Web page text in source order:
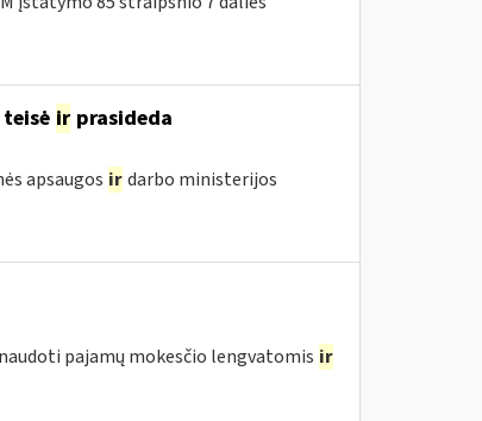
irprasideda
apsaugos ir darbo ministerijos
pajamų mokesčio lengvatomis ir